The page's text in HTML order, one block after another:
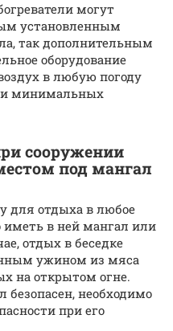
могут
установленным
так дополнительным
оборудование
в любую погоду
минимальных
сооружении
под мангал
для отдыха в любое
иметь в ней мангал или
отдых в беседке
ужином из мяса
на открытом огне.
необходимо
при его